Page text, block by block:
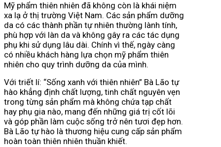
Mỹ phẩm thiên nhiên đã không còn là khái niệm
xa lạ ở thị trường Việt Nam. Các sản phẩm dưỡng
da có các thành phần tự nhiên thường lành tính,
phù hợp với làn da và không gây ra các tác dụng
phụ khi sử dụng lâu dài. Chính vì thế, ngày càng
có nhiều khách hàng lựa chọn mỹ phẩm thiên
nhiên cho quy trình dưỡng da của mình.
Với triết lí: “Sống xanh với thiên nhiên” Bà Lão tự
hào khẳng định chất lượng, tinh chất nguyên vẹn
trong từng sản phẩm mà không chứa tạp chất
hay phụ gia nào, mang đến những giá trị cốt lõi
và góp phần làm cuộc sống trở nên tươi đẹp hơn.
Bà Lão tự hào là thương hiệu cung cấp sản phẩm
hoàn toàn thiên nhiên thuần khiết.